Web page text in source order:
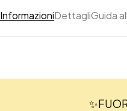
InformazioniDettagliGuida